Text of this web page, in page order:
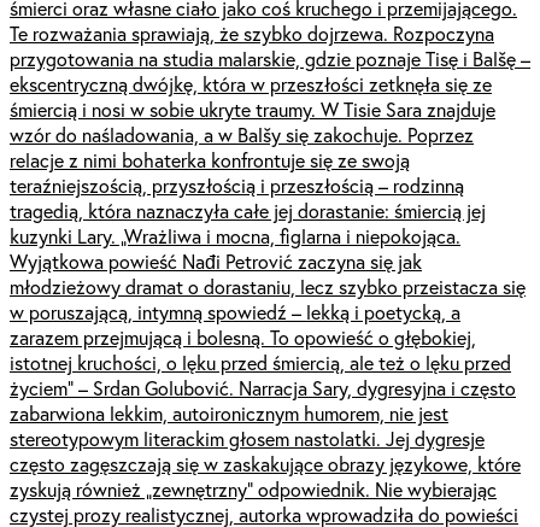
śmierci oraz własne ciało jako coś kruchego i przemijającego.
Te rozważania sprawiają, że szybko dojrzewa. Rozpoczyna
przygotowania na studia malarskie, gdzie poznaje Tisę i Balšę –
ekscentryczną dwójkę, która w przeszłości zetknęła się ze
śmiercią i nosi w sobie ukryte traumy. W Tisie Sara znajduje
wzór do naśladowania, a w Balšy się zakochuje. Poprzez
relacje z nimi bohaterka konfrontuje się ze swoją
teraźniejszością, przyszłością i przeszłością – rodzinną
tragedią, która naznaczyła całe jej dorastanie: śmiercią jej
kuzynki Lary. „Wrażliwa i mocna, figlarna i niepokojąca.
Wyjątkowa powieść Nađi Petrović zaczyna się jak
młodzieżowy dramat o dorastaniu, lecz szybko przeistacza się
w poruszającą, intymną spowiedź – lekką i poetycką, a
zarazem przejmującą i bolesną. To opowieść o głębokiej,
istotnej kruchości, o lęku przed śmiercią, ale też o lęku przed
życiem” – Srdan Golubović. Narracja Sary, dygresyjna i często
zabarwiona lekkim, autoironicznym humorem, nie jest
stereotypowym literackim głosem nastolatki. Jej dygresje
często zagęszczają się w zaskakujące obrazy językowe, które
zyskują również „zewnętrzny” odpowiednik. Nie wybierając
czystej prozy realistycznej, autorka wprowadziła do powieści